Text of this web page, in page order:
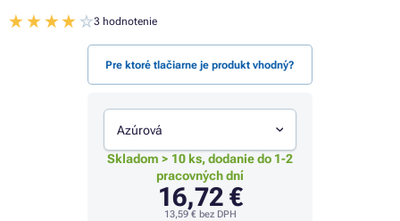
3 hodnotenie
Pre ktoré tlačiarne je produkt vhodný?
Azúrová
Skladom > 10 ks, dodanie do 1-2
pracovných dní
16,72 €
13,59 €bez DPH